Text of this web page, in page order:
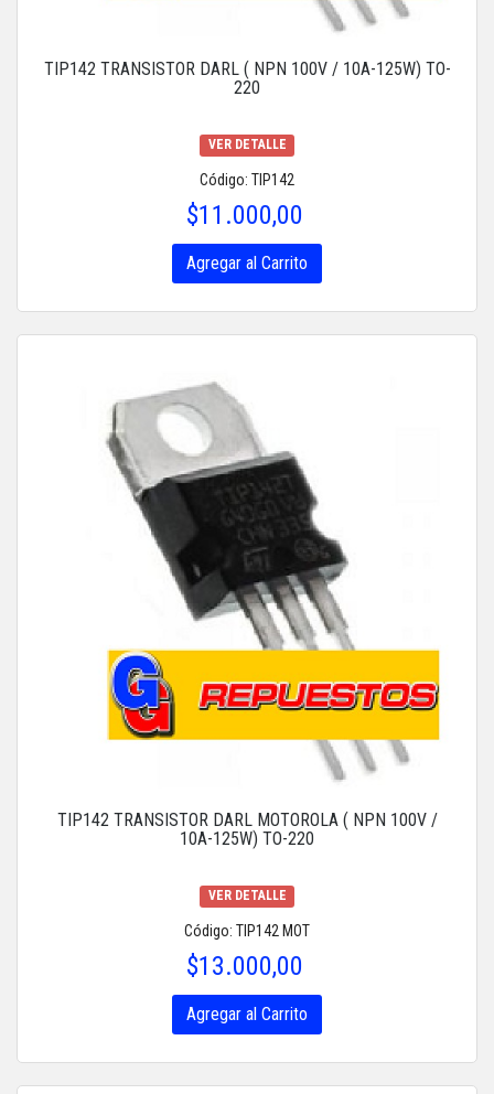
TIP142 TRANSISTOR DARL ( NPN 100V / 10A-125W) TO-
220
VER DETALLE
Código: TIP142
$11.000,00
Agregar al Carrito
TIP142 TRANSISTOR DARL MOTOROLA ( NPN 100V /
10A-125W) TO-220
VER DETALLE
Código: TIP142 MOT
$13.000,00
Agregar al Carrito